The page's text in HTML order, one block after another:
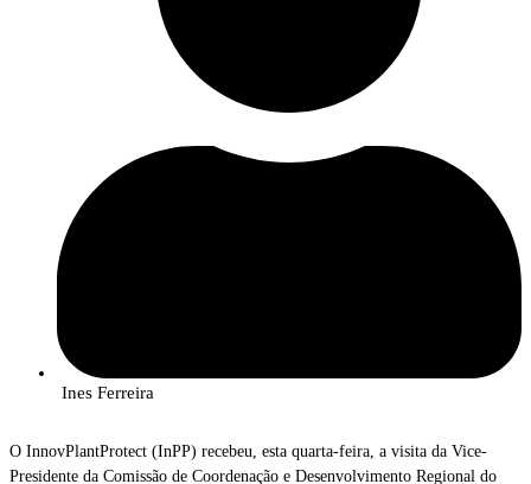
Ines Ferreira
O InnovPlantProtect (InPP) recebeu, esta quarta-feira, a visita da Vice-
Presidente da Comissão de Coordenação e Desenvolvimento Regional do